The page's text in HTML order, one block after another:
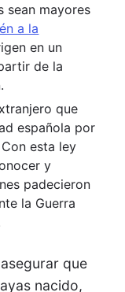
sean mayores
a la
en un
de la
que
española por
Con esta ley
y
padecieron
la Guerra
que
nacido,